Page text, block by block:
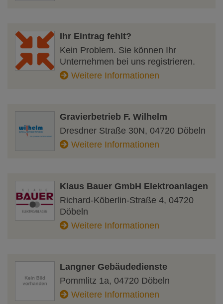
Ihr Eintrag fehlt?
Kein Problem. Sie können Ihr
Unternehmen bei uns registrieren.
Weitere Informationen
Gravierbetrieb F. Wilhelm
Dresdner Straße 30N, 04720 Döbeln
Weitere Informationen
Klaus Bauer GmbH Elektroanlagen
Richard-Köberlin-Straße 4, 04720
Döbeln
Weitere Informationen
Langner Gebäudedienste
Pommlitz 1a, 04720 Döbeln
Weitere Informationen